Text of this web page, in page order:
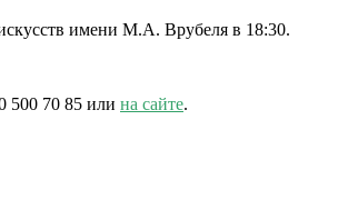
имени М.А. Врубеля в 18:30.
500 70 85 или на сайте.